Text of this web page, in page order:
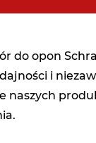
do opon
i
naszych